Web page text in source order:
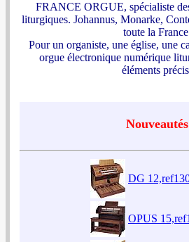
FRANCE ORGUE, spécialiste
liturgiques. Johannus, Monarke,
toute la
Pour un organiste, une église, une
orgue électronique numérique
éléments
Nouveautés
DG
OPUS